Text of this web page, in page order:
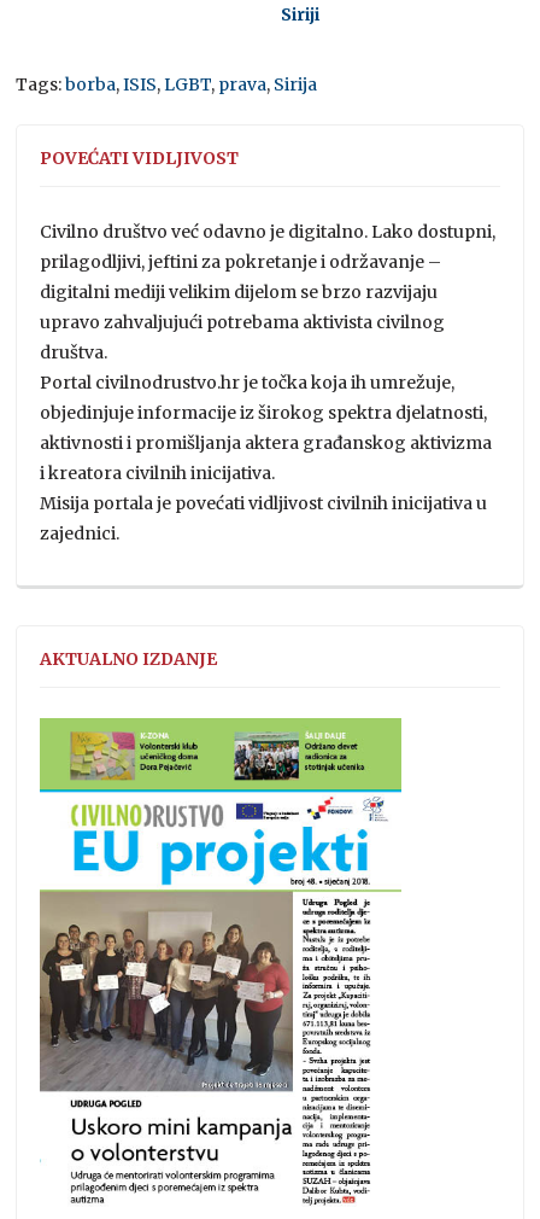
Siriji
Tags:borba,ISIS,LGBT, prava, Sirija
POVEĆATI VIDLJIVOST
Civilno društvo već odavno je digitalno. Lako dostupni,
prilagodljivi, jeftini za pokretanje i održavanje –
digitalni mediji velikim dijelom se brzo razvijaju
upravo zahvaljujući potrebama aktivista civilnog
društva.
Portal civilnodrustvo.hr je točka koja ih umrežuje,
objedinjuje informacije iz širokog spektra djelatnosti,
aktivnosti i promišljanja aktera građanskog aktivizma
i kreatora civilnih inicijativa.
Misija portala je povećati vidljivost civilnih inicijativa u
zajednici.
AKTUALNO IZDANJE